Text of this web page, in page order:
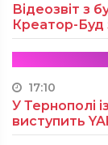
Відеозвіт з
Креатор-Буд
17:10
У Тернополі
виступить